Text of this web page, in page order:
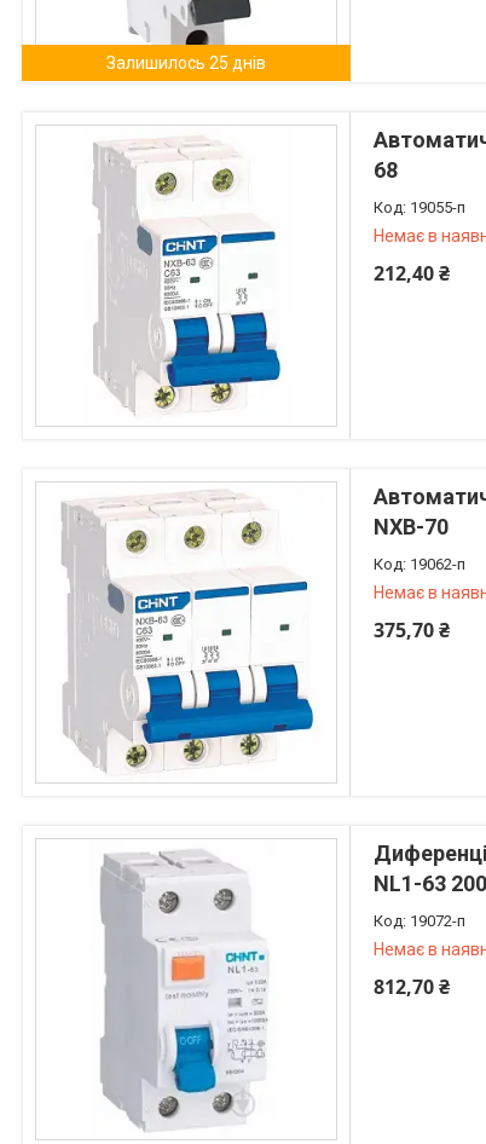
Залишилось 25 днів
68
19055-п
Немає в
212,40 ₴
NXB-70
19062-п
Немає в
375,70 ₴
NL1-63
19072-п
Немає в
812,70 ₴